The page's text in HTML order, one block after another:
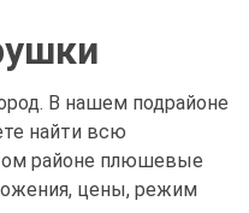
В нашем подрайоне
найти всю
районе плюшевые
цены, режим